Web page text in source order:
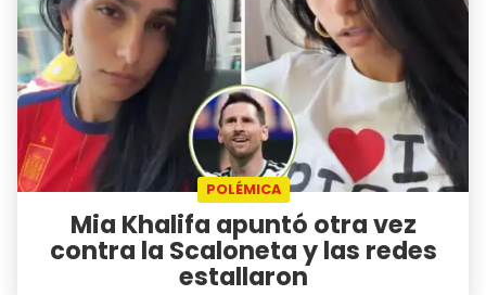
POLÉMICA
Mia Khalifa apuntó otra vez
contra la Scaloneta y las redes
estallaron